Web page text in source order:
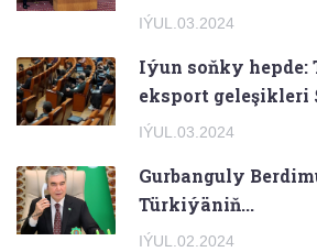
IÝUL.03.2024
Iýun soňky hepde:
eksport geleşikleri
IÝUL.03.2024
Gurbanguly
Türkiýäniň...
IÝUL.02.2024